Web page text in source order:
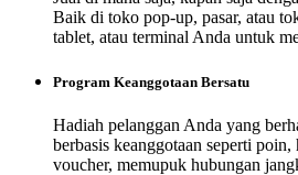
Baik di toko pop-up, pasar, atau
tablet, atau terminal Anda untuk
Program Keanggotaan Bersatu
Hadiah pelanggan Anda yang
berbasis keanggotaan seperti
voucher, memupuk hubungan